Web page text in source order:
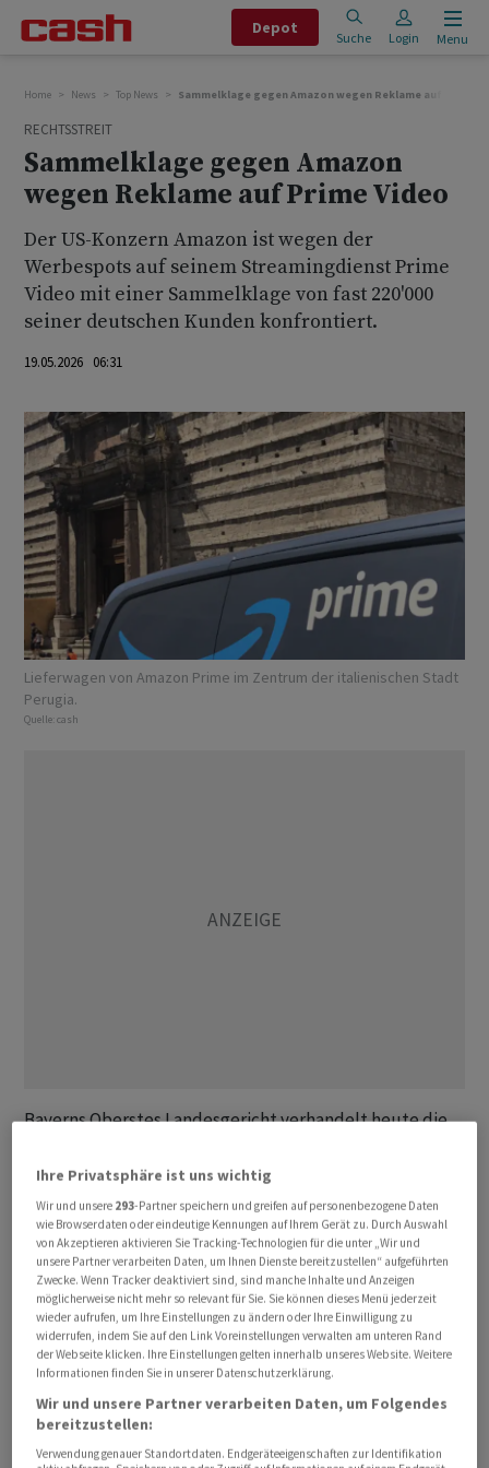
Depot
Suche Login Menu
Home News Top News Sammelklage gegen Amazon wegen Reklame auf Prime
RECHTSSTREIT
Sammelklage gegen Amazon
wegen Reklame auf Prime Video
Der US-Konzern Amazon ist wegen der
Werbespots auf seinem Streamingdienst Prime
Video mit einer Sammelklage von fast 220'000
seiner deutschen Kunden konfrontiert.
19.05.2026 06:31
Lieferwagen von Amazon Prime im Zentrum der italienischen Stadt
Perugia.
Quelle: cash
Bayerns Oberstes Landesgericht verhandelt heute die
eingereichte Verbandsklage gegen
Zivilprozesses ist die Frage, obAmazonvon seinen
Kunden zusätzlich Geld verlangen darf, damit der
ursprünglich als werbefrei angekündigte Bezahldienst
auch tatsächlich werbefrei bleibt. Ein sofortiges Urteil
ist nicht zu erwarten. Sollte die Verbraucherzentrale
gewinnen, drohen Amazon Schadenersatzansprüche.
In einem vorangegangenen ersten Verfahren hatte das
Ihre Privatsphäre ist uns wichtig
Wir und unsere 293-Partner speichern und greifen auf personenbezogene Daten
wie Browserdaten oder eindeutige Kennungen auf Ihrem Gerät zu. Durch Auswahl
von Akzeptieren aktivieren Sie Tracking-Technologien für die unter „Wir und
unsere Partner verarbeiten Daten, um Ihnen Dienste bereitzustellen“ aufgeführten
Zwecke. Wenn Tracker deaktiviert sind, sind manche Inhalte und Anzeigen
möglicherweise nicht mehr so relevant für Sie. Sie können dieses Menü jederzeit
wieder aufrufen, um Ihre Einstellungen zu ändern oder Ihre Einwilligung zu
widerrufen, indem Sie auf den Link Voreinstellungen verwalten am unteren Rand
der Webseite klicken. Ihre Einstellungen gelten innerhalb unseres Website. Weitere
Informationen finden Sie in unserer Datenschutzerklärung.
Wir und unsere Partner verarbeiten Daten, um Folgendes
bereitzustellen:
Verwendung genauer Standortdaten. Endgeräteeigenschaften zur Identifikation